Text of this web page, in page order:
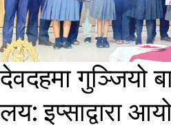
देवदहमा गुञ्जियो
लय: इप्साद्वारा